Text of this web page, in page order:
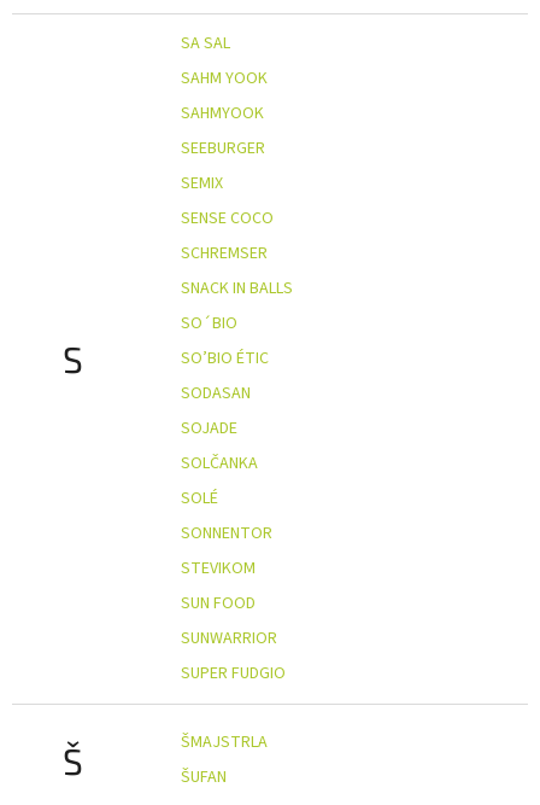
S
SA SAL
SAHM YOOK
SAHMYOOK
SEEBURGER
SEMIX
SENSE COCO
SCHREMSER
SNACK IN BALLS
SO´BIO
SO’BIO ÉTIC
SODASAN
SOJADE
SOLČANKA
SOLÉ
SONNENTOR
STEVIKOM
SUN FOOD
SUNWARRIOR
SUPER FUDGIO
Š
ŠMAJSTRLA
ŠUFAN